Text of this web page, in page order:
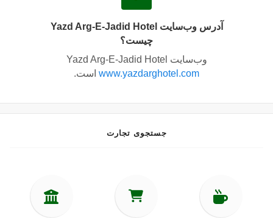
آدرس وب‌سایت Yazd Arg-E-Jadid Hotel
چیست؟
وب‌سایت Yazd Arg-E-Jadid Hotel
www.yazdarghotel.com است.
جستجوی تجارت